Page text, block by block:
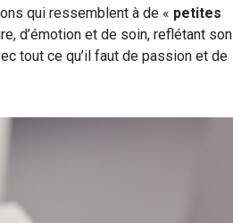
qui ressemblent à de « petites
d’émotion et de soin, reflétant son
tout ce qu’il faut de passion et de